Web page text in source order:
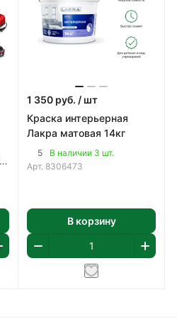
1 350 руб. / шт
Краска интерьерная
Лакра матовая 14кг
5
В наличии 3 шт.
Арт. 8306473
В корзину